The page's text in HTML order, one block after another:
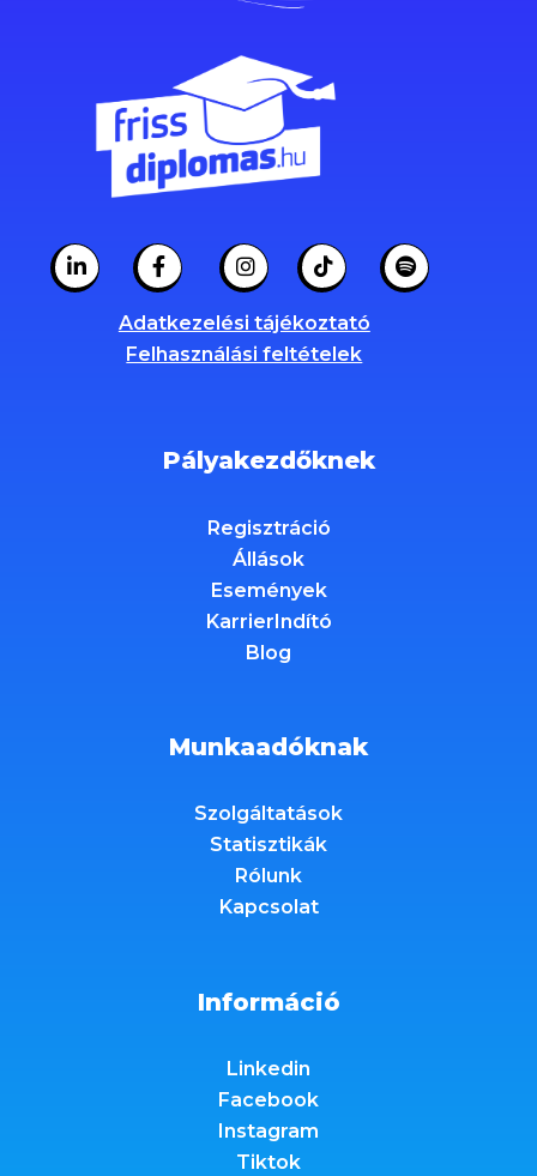
Adatkezelési tájékoztató
Felhasználási feltételek
Pályakezdőknek
Regisztráció
Állások
Események
KarrierIndító
Blog
Munkaadóknak
Szolgáltatások
Statisztikák
Rólunk
Kapcsolat
Információ
Linkedin
Facebook
Instagram
Tiktok